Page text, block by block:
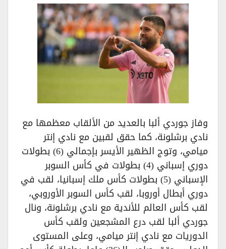
وفاز جوردي ألبا بالعديد من الألقاب معظمها مع
نادي برشلونة، كما حقق لقبين مع نادي إنتر
ميامي، وتوج الظهير الأيسر بإجمالي (6) بطولات
دوري إسباني (4) بطولات في كأس السوبر
الإسباني (5) بطولات كأس ملك إسبانيا، لقب في
دوري أبطال أوروبا، لقب كأس السوبر الأوروبي،
لقب كأس العالم للأندية مع نادي برشلونة، ونال
جوردي ألبا لقب درع المشجعين ولقب كأس
الدوريات مع نادي إنتر ميامي، وعلى المستوى